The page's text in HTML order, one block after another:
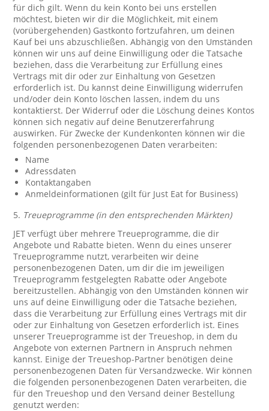
für dich gilt. Wenn du kein Konto bei uns erstellen
möchtest, bieten wir dir die Möglichkeit, mit einem
(vorübergehenden) Gastkonto fortzufahren, um deinen
Kauf bei uns abzuschließen. Abhängig von den Umständen
können wir uns auf deine Einwilligung oder die Tatsache
beziehen, dass die Verarbeitung zur Erfüllung eines
Vertrags mit dir oder zur Einhaltung von Gesetzen
erforderlich ist. Du kannst deine Einwilligung widerrufen
und/oder dein Konto löschen lassen, indem du uns
kontaktierst. Der Widerruf oder die Löschung deines Kontos
können sich negativ auf deine Benutzererfahrung
auswirken. Für Zwecke der Kundenkonten können wir die
folgenden personenbezogenen Daten verarbeiten:
Name
Adressdaten
Kontaktangaben
Anmeldeinformationen (gilt für Just Eat for Business)
5. Treueprogramme (in den entsprechenden Märkten)
JET verfügt über mehrere Treueprogramme, die dir
Angebote und Rabatte bieten. Wenn du eines unserer
Treueprogramme nutzt, verarbeiten wir deine
personenbezogenen Daten, um dir die im jeweiligen
Treueprogramm festgelegten Rabatte oder Angebote
bereitzustellen. Abhängig von den Umständen können wir
uns auf deine Einwilligung oder die Tatsache beziehen,
dass die Verarbeitung zur Erfüllung eines Vertrags mit dir
oder zur Einhaltung von Gesetzen erforderlich ist. Eines
unserer Treueprogramme ist der Treueshop, in dem du
Angebote von externen Partnern in Anspruch nehmen
kannst. Einige der Treueshop-Partner benötigen deine
personenbezogenen Daten für Versandzwecke. Wir können
die folgenden personenbezogenen Daten verarbeiten, die
für den Treueshop und den Versand deiner Bestellung
genutzt werden: